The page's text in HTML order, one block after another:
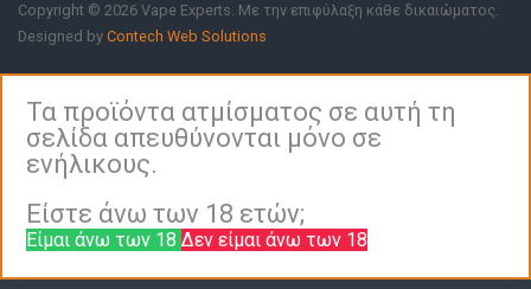
Copyright © 2026 Vape Experts. Με την επιφύλαξη κάθε δικαιώματος.
Designed by Contech Web Solutions
Τα προϊόντα ατμίσματος σε αυτή τη
σελίδα απευθύνονται μόνο σε
ενήλικους.
Είστε άνω των 18 ετών;
Είμαι άνω των 18 Δεν είμαι άνω των 18